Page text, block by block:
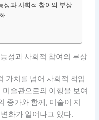
성과 사회적 참여의 부상
성과 사회적 참여의 부상
가치를 넘어 사회적 책임
술관으로의 이행을 보여
증가와 함께, 미술이 지
화가 일어나고 있다.